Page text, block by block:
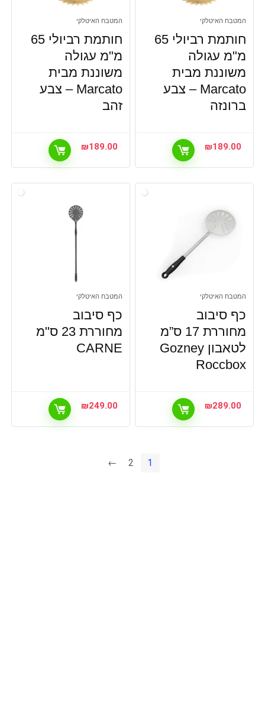
המטבח האיטלקי
חותמת רביולי 65
מ"מ עגולה
משוננת מבית
Marcato – צבע
ברונזה
₪189.00
המטבח האיטלקי
חותמת רביולי 65
מ"מ עגולה
משוננת מבית
Marcato – צבע
זהב
₪189.00
המטבח האיטלקי
כף סיבוב
מחוררת 17 ס”מ
לטאבון Gozney
Roccbox
₪289.00
המטבח האיטלקי
כף סיבוב
מחוררת 23 ס"מ
CARNE
₪249.00
1
2
←